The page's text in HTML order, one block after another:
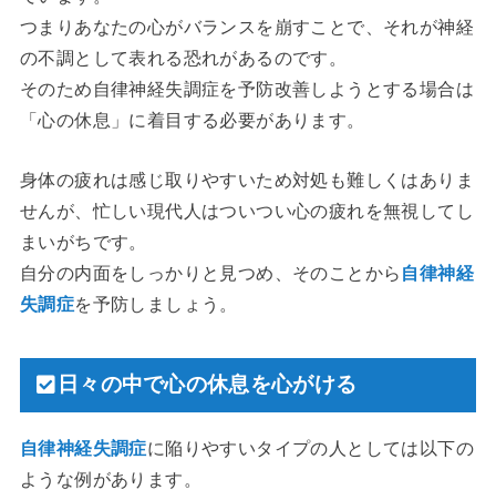
つまりあなたの心がバランスを崩すことで、それが神経
の不調として表れる恐れがあるのです。
そのため自律神経失調症を予防改善しようとする場合は
「心の休息」に着目する必要があります。
身体の疲れは感じ取りやすいため対処も難しくはありま
せんが、忙しい現代人はついつい心の疲れを無視してし
まいがちです。
自分の内面をしっかりと見つめ、そのことから 自律神経
失調症を予防しましょう。
日々の中で心の休息を心がける
自律神経失調症に陥りやすいタイプの人としては以下の
ような例があります。